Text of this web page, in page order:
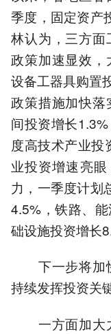
季度，固定资产
林认为，三方
政策加速显效
设备工器具购置
政策措施加快
间投资增长
度高技术产业投
业投资增速亮
力，一季度计划
4.5%，铁路、
础设施投资增长
下一步将加快
持续发挥投资关
一方面加大